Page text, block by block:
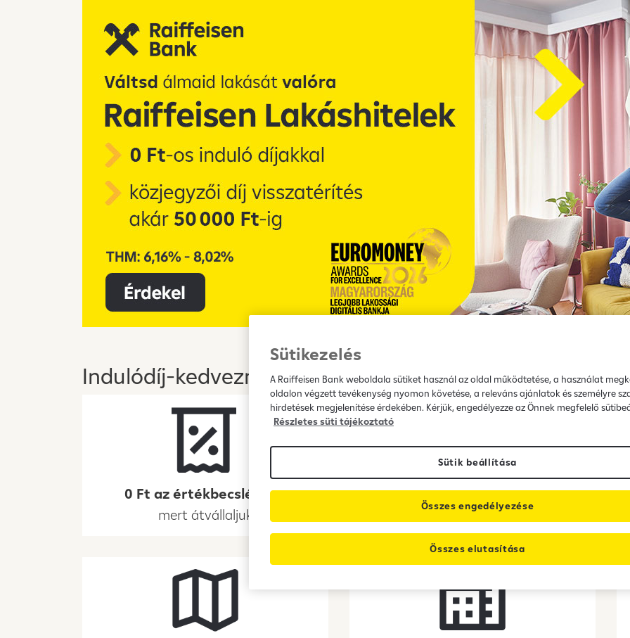
Indulódíj-kedvezmények:
0 Ft az értékbecslési díj,
mert átvállaljuk
0 Ft a hitelbírálati díj,
mert elengedjük
Sütikezelés
A Raiffeisen Bank weboldala sütiket használ az oldal működtetése, a használat
oldalon végzett tevékenység nyomon követése, a releváns ajánlatok és személyre
hirdetések megjelenítése érdekében. Kérjük, engedélyezze az Önnek megfelelő
Részletes süti tájékoztató
Sütik beállítása
Összes elutasítása
Összes engedélyezése